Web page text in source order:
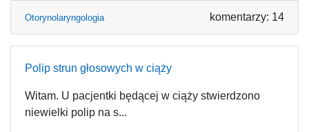
Otorynolaryngologia komentarzy: 14
Polip strun głosowych w ciąży
Witam. U pacjentki będącej w ciąży stwierdzono
niewielki polip na s...